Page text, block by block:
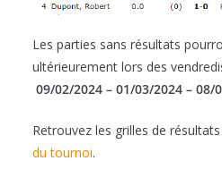
Les parties sans résultats
ultérieurement lors des
09/02/2024 – 01/03/2024 – 08/
Retrouvez les grilles de
du tournoi.